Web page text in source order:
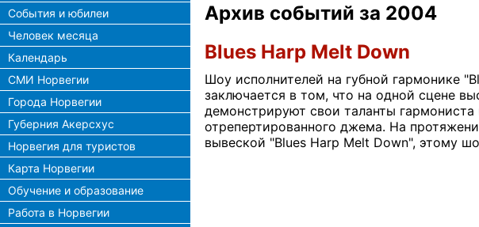
События и юбилеи
Человек месяца
Календарь
СМИ Норвегии
Города Норвегии
Губерния Акерсхус
Норвегия для туристов
Карта Норвегии
Обучение и образование
Работа в Норвегии
Архив событий за 2004
Blues Harp Melt Down
Шоу исполнителей на губной гармонике
заключается в том, что на одной сцене
демонстрируют свои таланты
отрепертированного джема. На
вывеской "Blues Harp Melt Down", этому